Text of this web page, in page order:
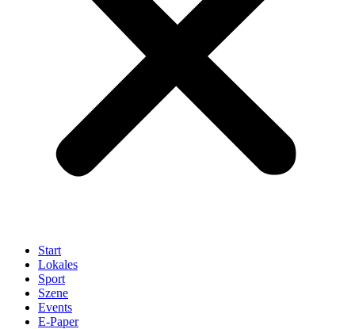
Start
Lokales
Sport
Szene
Events
E-Paper